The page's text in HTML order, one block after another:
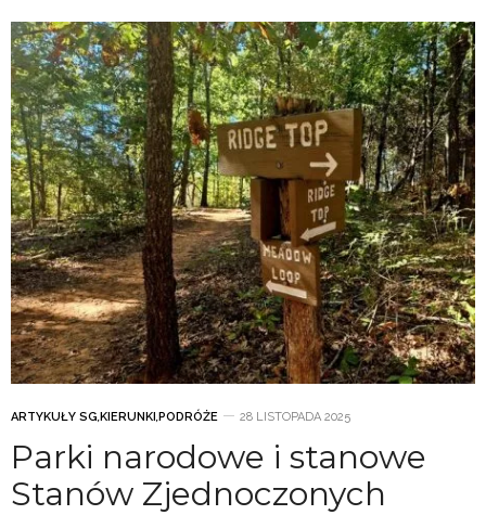
ARTYKUŁY SG,KIERUNKI,PODRÓŻE 28 LISTOPADA 2025
Parki narodowe i stanowe
Stanów Zjednoczonych